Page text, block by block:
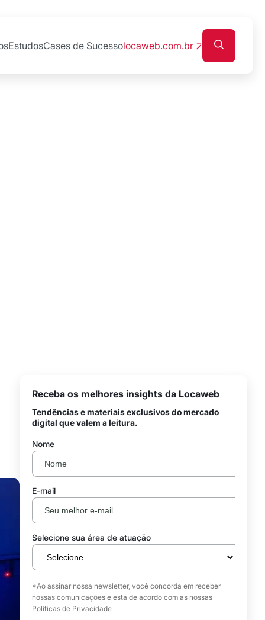
EstudosCases de Sucessolocaweb.com.br
Receba os melhores insights da Locaweb
Tendências e materiais exclusivos do mercado
digital que valem a leitura.
Nome
E-mail
Selecione sua área de atuação
*Ao assinar nossa newsletter, você concorda em receber
nossas comunicações e está de acordo com as nossas
Políticas de Privacidade